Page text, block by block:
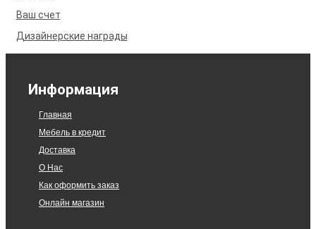
Ваш счет
Дизайнерские награды
Информация
Главная
Мебель в кредит
Доставка
О Нас
Как оформить заказ
Онлайн магазин